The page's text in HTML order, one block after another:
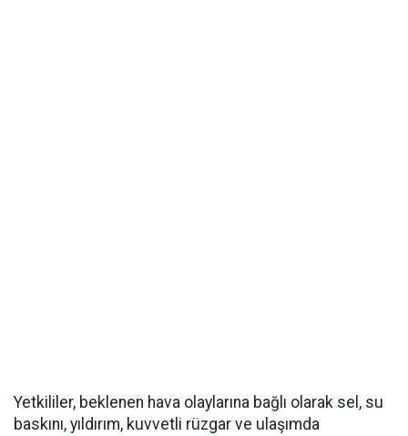
Yetkililer, beklenen hava olaylarına bağlı olarak sel, su
baskını, yıldırım, kuvvetli rüzgar ve ulaşımda